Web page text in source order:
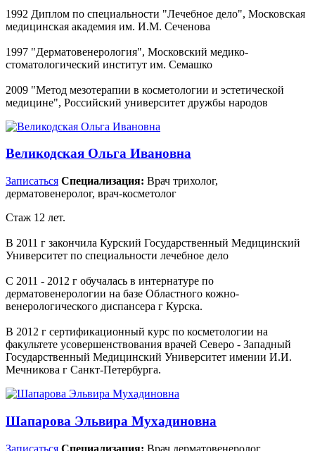
1992 Диплом по специальности "Лечебное дело", Московская
медицинская академия им. И.М. Сеченова
1997 "Дерматовенерология", Московский медико-
стоматологический институт им. Семашко
2009 "Метод мезотерапии в косметологии и эстетической
медицине", Российский университет дружбы народов
Великодская Ольга Ивановна
Записаться Специализация: Врач трихолог,
дерматовенеролог, врач-косметолог
Стаж 12 лет.
В 2011 г закончила Курский Государственный Медицинский
Университет по специальности лечебное дело
С 2011 - 2012 г обучалась в интернатуре по
дерматовенерологии на базе Областного кожно-
венерологического диспансера г Курска.
В 2012 г сертификационный курс по косметологии на
факультете усовершенствования врачей Северо - Западный
Государственный Медицинский Университет имении И.И.
Мечникова г Санкт-Петербурга.
Шапарова Эльвира Мухадиновна
Записаться Специализация: Врач дерматовенеролог,